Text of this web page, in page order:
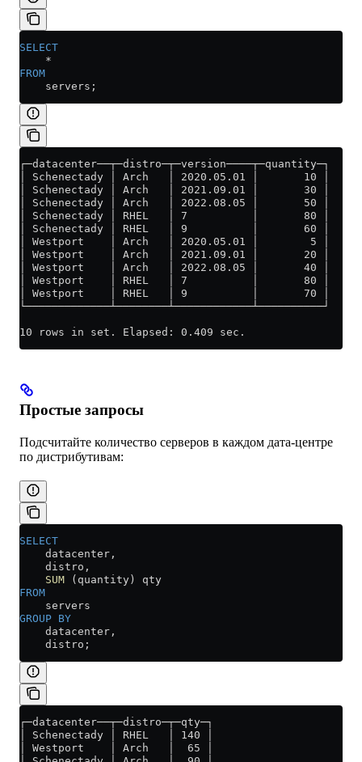
SELECT
    *
FROM
    servers;
┌─datacenter──┬─distro─┬─version────┬─quantity─┐
│ Schenectady │ Arch   │ 2020.05.01 │       10 │
│ Schenectady │ Arch   │ 2021.09.01 │       30 │
│ Schenectady │ Arch   │ 2022.08.05 │       50 │
│ Schenectady │ RHEL   │ 7          │       80 │
│ Schenectady │ RHEL   │ 9          │       60 │
│ Westport    │ Arch   │ 2020.05.01 │        5 │
│ Westport    │ Arch   │ 2021.09.01 │       20 │
│ Westport    │ Arch   │ 2022.08.05 │       40 │
│ Westport    │ RHEL   │ 7          │       80 │
│ Westport    │ RHEL   │ 9          │       70 │
└─────────────┴────────┴────────────┴──────────┘
10 rows in set. Elapsed: 0.409 sec.
Простые запросы
Подсчитайте количество серверов в каждом дата-центре
по дистрибутивам:
SELECT
    datacenter,
    distro,
    SUM
(quantity) qty
FROM
    servers
GROUP BY
    datacenter,
    distro;
┌─datacenter──┬─distro─┬─qty─┐
│ Schenectady │ RHEL   │ 140 │
│ Westport    │ Arch   │  65 │